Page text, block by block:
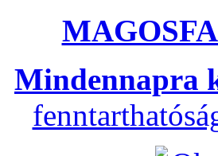
Mindennapra